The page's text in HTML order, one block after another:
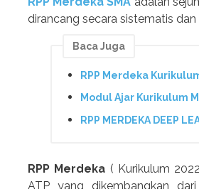
dirancang secara sistematis dan
Baca Juga
RPP Merdeka
Modul Ajar Kurikulum
RPP MERDEKA DEEP
RPP Merdeka ( Kurikulum
ATP yang dikembangkan